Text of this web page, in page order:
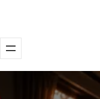
konten